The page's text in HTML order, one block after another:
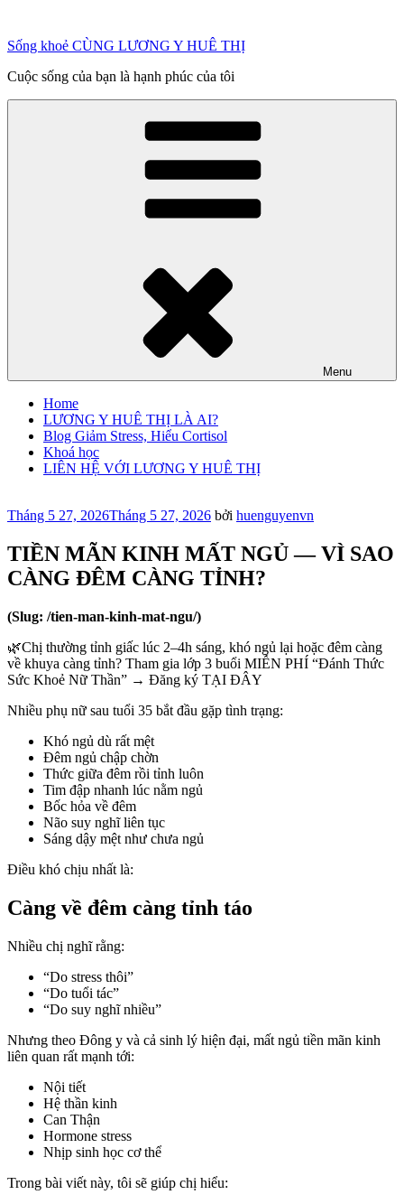
phần
dung
Sống khoẻ CÙNG LƯƠNG Y HUÊ THỊ
Cuộc sống của bạn là hạnh phúc của tôi
Menu
Home
LƯƠNG Y HUÊ THỊ LÀ AI?
Blog Giảm Stress, Hiểu Cortisol
Khoá học
LIÊN HỆ VỚI LƯƠNG Y HUÊ THỊ
Đăng
Tháng 5 27, 2026Tháng 5 27, 2026 bởi huenguyenvn
TIỀN MÃN KINH MẤT NGỦ — VÌ SAO
CÀNG ĐÊM CÀNG TỈNH?
(Slug: /tien-man-kinh-mat-ngu/)
🌿Chị thường tỉnh giấc lúc 2–4h sáng, khó ngủ lại hoặc đêm càng
về khuya càng tỉnh? Tham gia lớp 3 buổi MIỄN PHÍ “Đánh Thức
Sức Khoẻ Nữ Thần” → Đăng ký TẠI ĐÂY
Nhiều phụ nữ sau tuổi 35 bắt đầu gặp tình trạng:
Khó ngủ dù rất mệt
Đêm ngủ chập chờn
Thức giữa đêm rồi tỉnh luôn
Tim đập nhanh lúc nằm ngủ
Bốc hỏa về đêm
Não suy nghĩ liên tục
Sáng dậy mệt như chưa ngủ
Điều khó chịu nhất là:
Càng về đêm càng tỉnh táo
Nhiều chị nghĩ rằng:
“Do stress thôi”
“Do tuổi tác”
“Do suy nghĩ nhiều”
Nhưng theo Đông y và cả sinh lý hiện đại, mất ngủ tiền mãn kinh
liên quan rất mạnh tới:
Nội tiết
Hệ thần kinh
Can Thận
Hormone stress
Nhịp sinh học cơ thể
Trong bài viết này, tôi sẽ giúp chị hiểu: